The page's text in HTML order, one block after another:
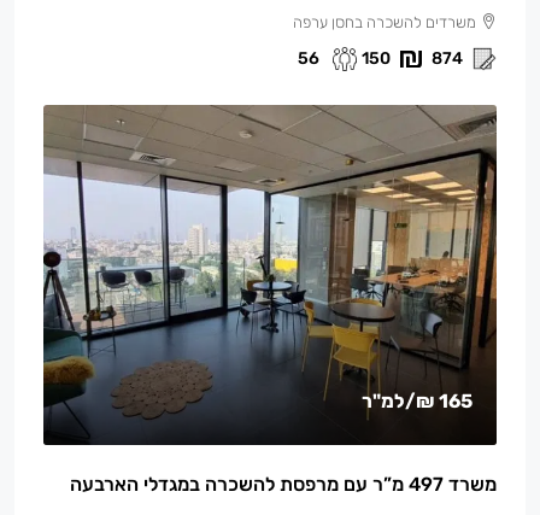
משרדים להשכרה בחסן ערפה
874
150
56
165 ₪ /למ"ר
משרד 497 מ”ר עם מרפסת להשכרה במגדלי הארבעה